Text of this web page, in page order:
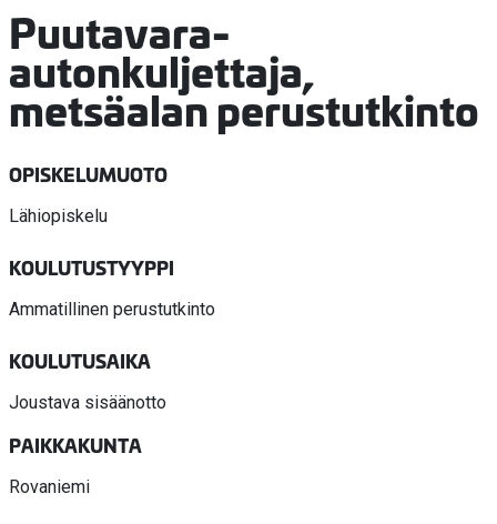
Puutavara-
autonkuljettaja,
metsäalan perustutkinto
OPISKELUMUOTO
Lähiopiskelu
KOULUTUSTYYPPI
Ammatillinen perustutkinto
KOULUTUSAIKA
Joustava sisäänotto
PAIKKAKUNTA
Rovaniemi